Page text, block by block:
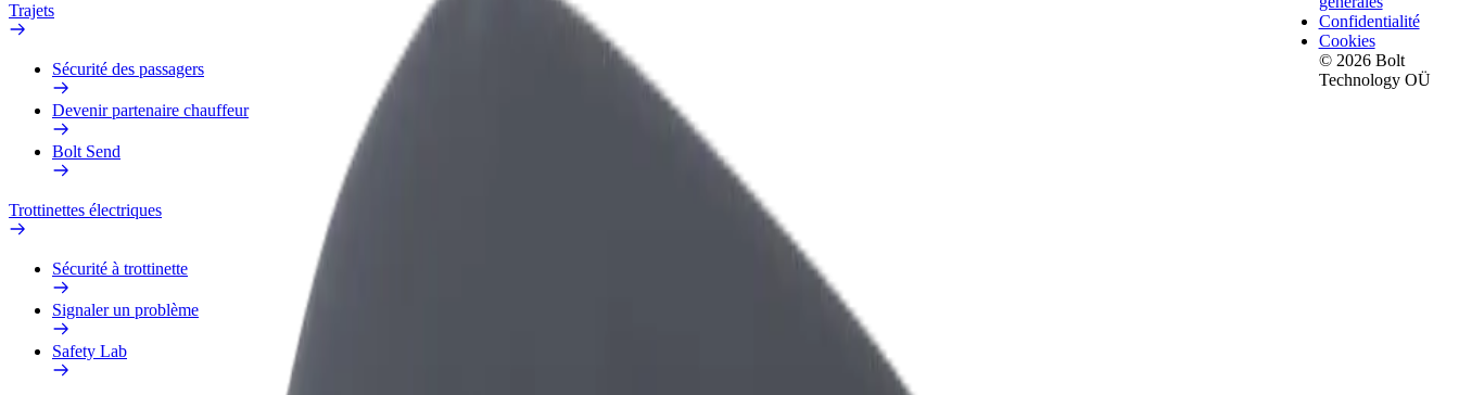
Trajets
Sécurité des passagers
Devenir partenaire chauffeur
Bolt Send
Trottinettes électriques
Sécurité à trottinette
Signaler un problème
Safety Lab
Confidentialité
Cookies
© 2026 Bolt
Technology OÜ